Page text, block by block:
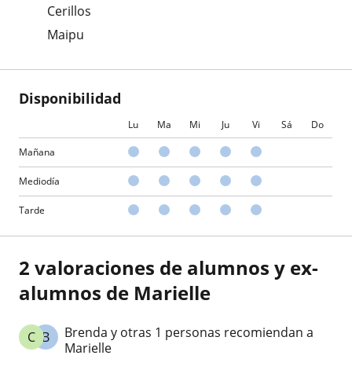
Cerillos
Maipu
Disponibilidad
Lu Ma Mi Ju Vi Sá Do
Mañana
Mediodía
Tarde
2 valoraciones de alumnos y ex-
alumnos de Marielle
B
C
Brenda y otras 1 personas recomiendan a
Marielle